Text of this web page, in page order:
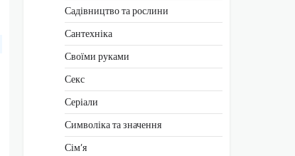
Садівництво та рослини
Сантехніка
Своїми руками
Секс
Серіали
Символіка та значення
Сім’я